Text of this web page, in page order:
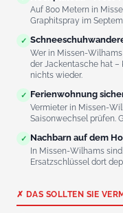
Auf 800 Metern in
Graphitspray im
✓
Wer in Missen-
der Jackentasche hat –
nichts wieder.
✓ Ferienwohnung
Vermieter in Missen-
Saisonwechsel prüfen.
✓ Nachbarn auf dem
In Missen-Wilhams
Ersatzschlüssel dort
✗ DAS SOLLTEN SIE